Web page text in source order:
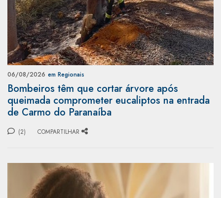
06/08/2026 em Regionais
Bombeiros têm que cortar árvore após
queimada comprometer eucaliptos na entrada
de Carmo do Paranaíba
(2) COMPARTILHAR